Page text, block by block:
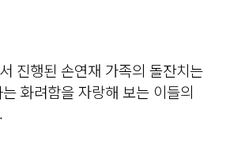
진행된 손연재 가족의 돌잔치는
화려함을 자랑해 보는 이들의